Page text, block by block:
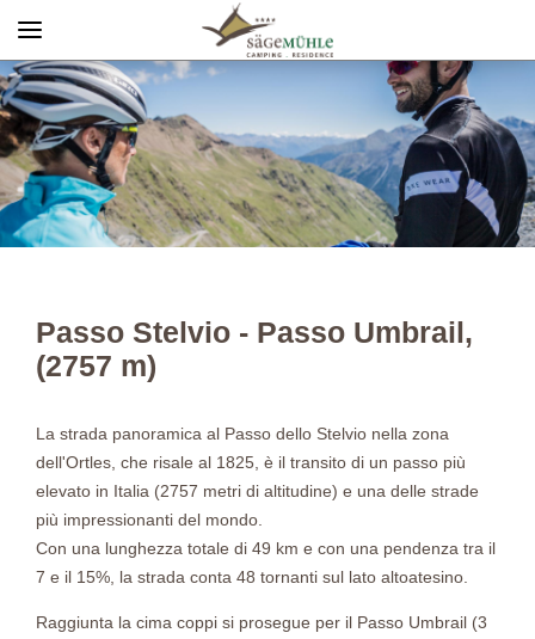
Menü
Passo Stelvio - Passo Umbrail,
(2757 m)
La strada panoramica al Passo dello Stelvio nella zona
dell'Ortles, che risale al 1825, è il transito di un passo più
elevato in Italia (2757 metri di altitudine) e una delle strade
più impressionanti del mondo.
Con una lunghezza totale di 49 km e con una pendenza tra il
7 e il 15%, la strada conta 48 tornanti sul lato altoatesino.
Raggiunta la cima coppi si prosegue per il Passo Umbrail (3